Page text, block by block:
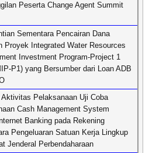
Peserta Change Agent Summit
Sementara Pencairan Dana
Proyek Integrated Water Resources
Investment Program-Project 1
P1) yang Bersumber dari Loan ADB
Aktivitas Pelaksanaan Uji Coba
Cash Management System
Banking pada Rekening
Pengeluaran Satuan Kerja Lingkup
Jenderal Perbendaharaan